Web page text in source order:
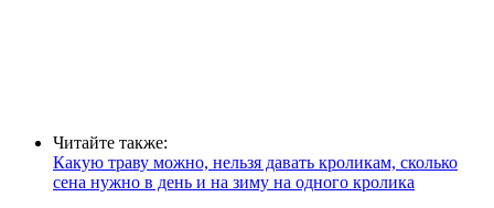
Читайте также:
Какую траву можно, нельзя давать кроликам, сколько
сена нужно в день и на зиму на одного кролика